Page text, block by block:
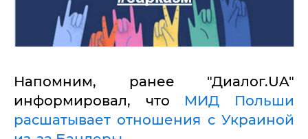
Напомним, ранее "Диалог.UA"
информировал, что МИД Польши
расшатывает отношения с Украиной